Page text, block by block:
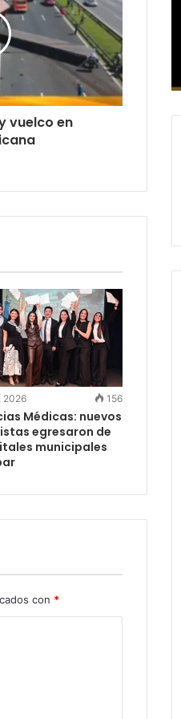
vuelco en
2026 156
Médicas: nuevos
egresaron de
municipales
con *